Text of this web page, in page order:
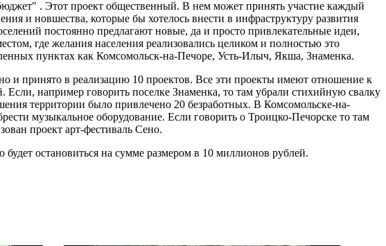
. Этот проект общественный. В нем может принять участие каждый
и новшества, которые бы хотелось внести в инфраструктуру развития
постоянно предлагают новые, да и просто привлекательные идеи,
где желания населения реализовались целиком и полностью это
пунктах как Комсомольск-на-Печоре, Усть-Илыч, Якша, Знаменка.
и принято в реализацию 10 проектов. Все эти проекты имеют отношение к
например говорить поселке Знаменка, то там убрали стихийную свалку
территории было привлечено 20 безработных. В Комсомольске-на-
музыкальное оборудование. Если говорить о Троицко-Печорске то там
проект арт-фестиваль Сено.
остановиться на сумме размером в 10 миллионов рублей.